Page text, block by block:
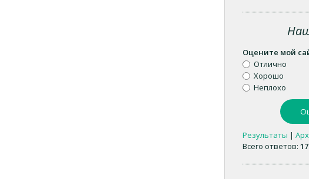
Оцените мой
Отлично
Хорошо
Неплохо
Результаты |
Всего ответов:17